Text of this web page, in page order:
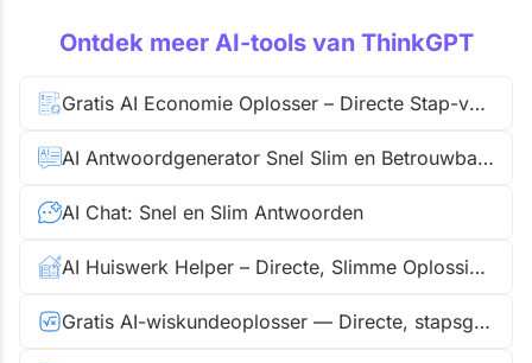
Ontdek meer AI-tools van ThinkGPT
Gratis AI Economie Oplosser – Directe Stap-voor-Stap Oplossingen
AI Antwoordgenerator Snel Slim en Betrouwbaar
AI Chat: Snel en Slim Antwoorden
AI Huiswerk Helper – Directe, Slimme Oplossingen voor Studenten
Gratis AI-wiskundeoplosser — Directe, stapsgewijze oplossingen